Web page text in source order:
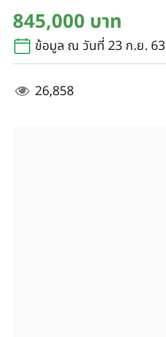
845,000 บาท
ข้อมูล ณ วันที่ 23 ก.ย. 63
26,858